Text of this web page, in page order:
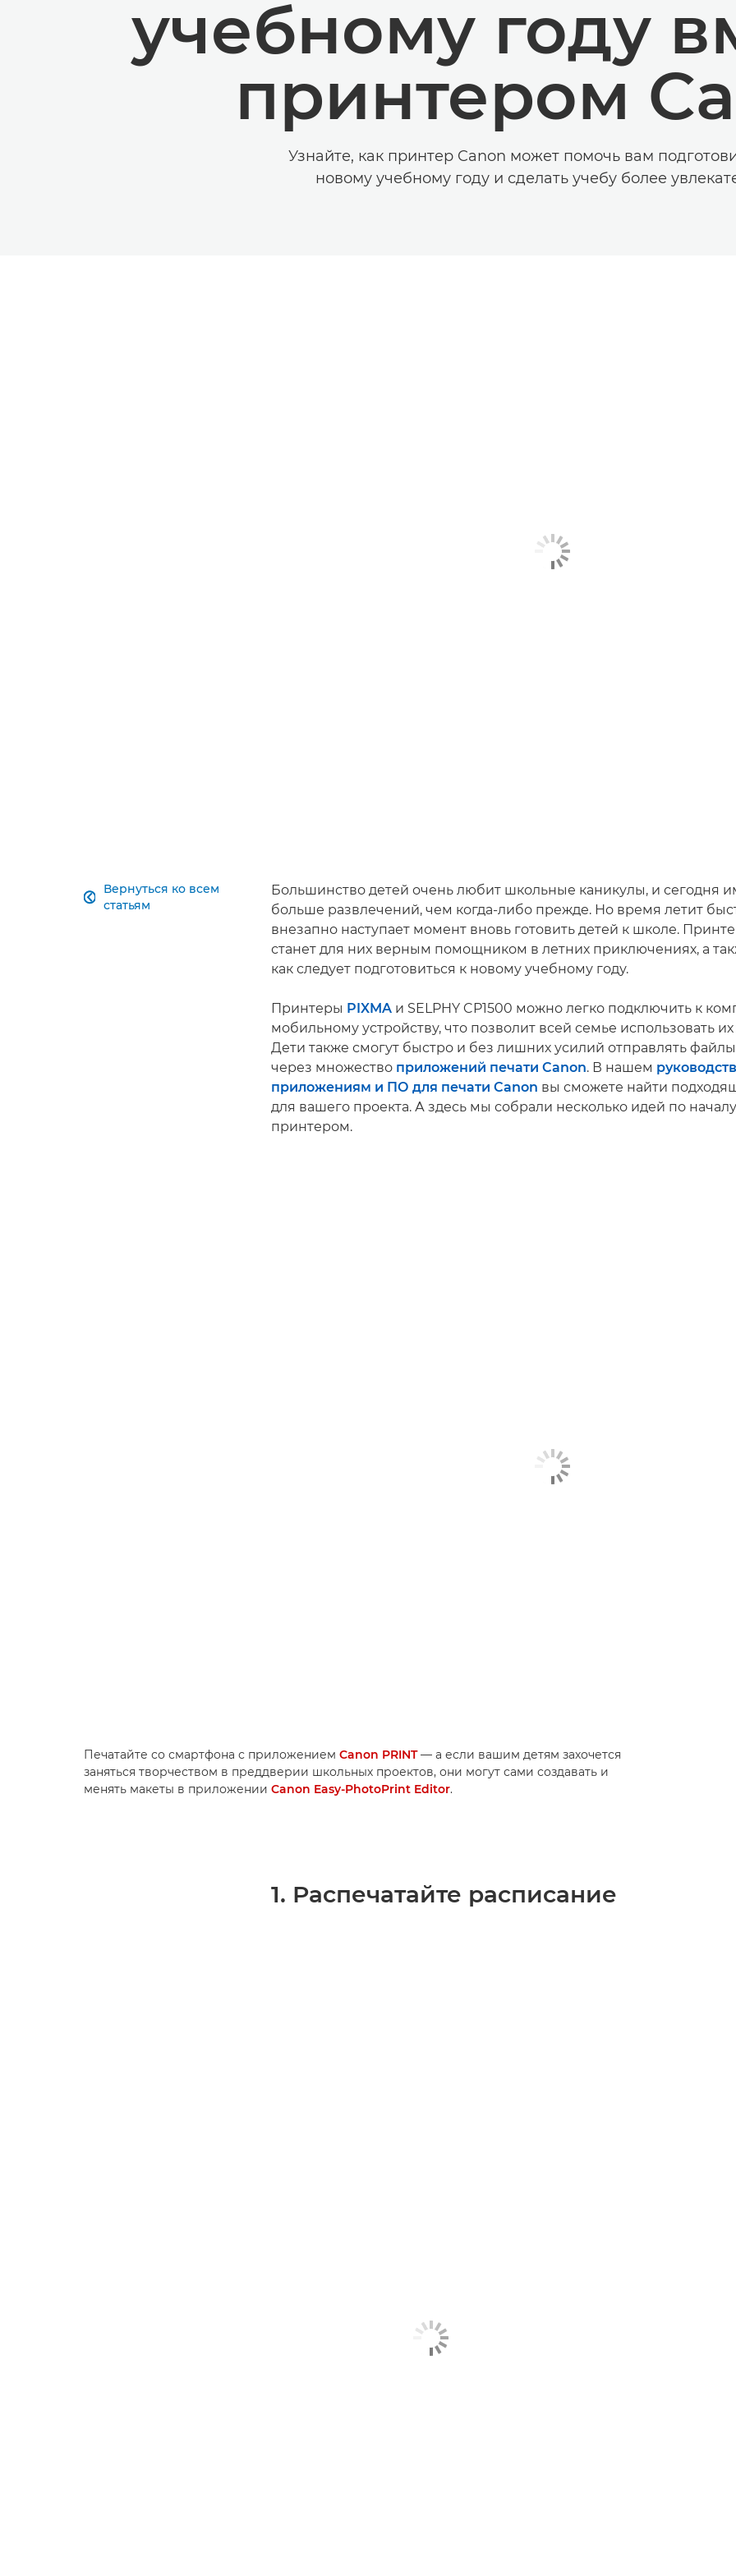
учебному году
принтером
Узнайте, как принтер Canon может помочь вам
новому учебному году и сделать учебу более
Вернуться ко всем
статьям

Большинство детей очень любит школьные каникулы, и сегодня
больше развлечений, чем когда-либо прежде. Но время летит
внезапно наступает момент вновь готовить детей к школе.
станет для них верным помощником в летних приключениях, а
как следует подготовиться к новому учебному году.
Принтеры PIXMA и SELPHY CP1500 можно легко подключить к
мобильному устройству, что позволит всей семье использовать
Дети также смогут быстро и без лишних усилий отправлять
через множество приложений печати Canon. В нашем
приложениям и ПО для печати Canon вы сможете найти
для вашего проекта. А здесь мы собрали несколько идей по
принтером.
Печатайте со смартфона с приложением Canon PRINT— а если вашим детям захочется
заняться творчеством в преддверии школьных проектов, они могут сами создавать и
менять макеты в приложении Canon Easy-PhotoPrint Editor.
1. Распечатайте расписание